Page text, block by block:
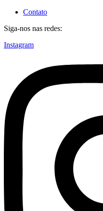
Contato
Siga-nos nas redes:
Instagram